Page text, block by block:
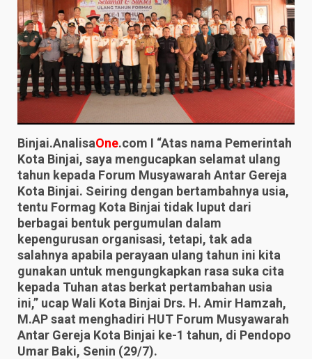
Binjai.AnalisaOne.com I “Atas nama Pemerintah
Kota Binjai, saya mengucapkan selamat ulang
tahun kepada Forum Musyawarah Antar Gereja
Kota Binjai. Seiring dengan bertambahnya usia,
tentu Formag Kota Binjai tidak luput dari
berbagai bentuk pergumulan dalam
kepengurusan organisasi, tetapi, tak ada
salahnya apabila perayaan ulang tahun ini kita
gunakan untuk mengungkapkan rasa suka cita
kepada Tuhan atas berkat pertambahan usia
ini,” ucap Wali Kota Binjai Drs. H. Amir Hamzah,
M.AP saat menghadiri HUT Forum Musyawarah
Antar Gereja Kota Binjai ke-1 tahun, di Pendopo
Umar Baki, Senin (29/7).